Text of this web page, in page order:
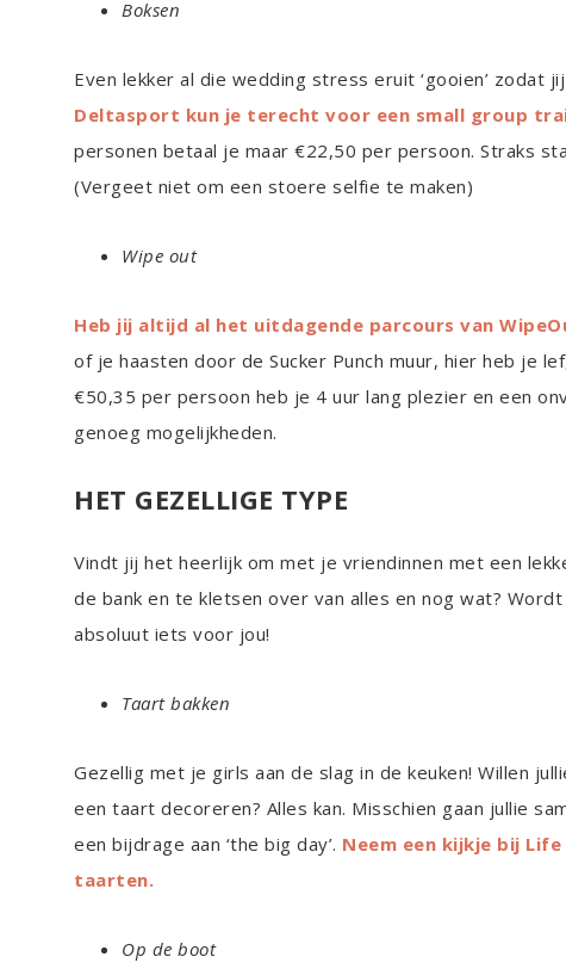
Boksen
Even lekker al die wedding stress eruit ‘gooien’
Deltasport kun je terecht voor een small group
personen betaal je maar €22,50 per persoon. Straks
(Vergeet niet om een stoere selfie te maken)
Wipe out
Heb jij altijd al het uitdagende parcours van
of je haasten door de Sucker Punch muur, hier heb je
€50,35 per persoon heb je 4 uur lang plezier en een
genoeg mogelijkheden.
HET GEZELLIGE TYPE
Vindt jij het heerlijk om met je vriendinnen met een
de bank en te kletsen over van alles en nog wat?
absoluut iets voor jou!
Taart bakken
Gezellig met je girls aan de slag in de keuken! Willen
een taart decoreren? Alles kan. Misschien gaan jullie
een bijdrage aan ‘the big day’. Neem een kijkje bij
taarten.
Op de boot